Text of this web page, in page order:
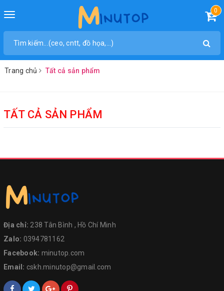
Toggle
0
Trang chủ Tất cả sản phẩm
TẤT CẢ SẢN PHẨM
Địa chỉ: 238 Tân Bình , Hồ Chí Minh
Zalo: 0394781162
Facebook: minutop.com
Email: cskh.minutop@gmail.com